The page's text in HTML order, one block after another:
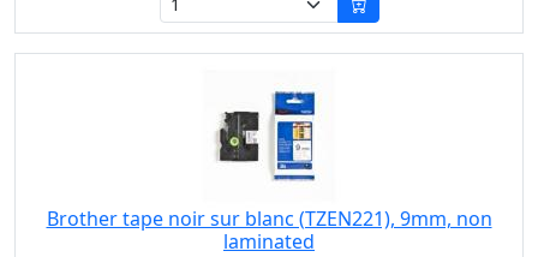
Brother tape noir sur blanc (TZEN221), 9mm, non
laminated